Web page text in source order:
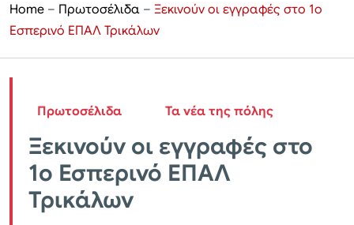
Home – Πρωτοσέλιδα – Ξεκινούν οι εγγραφές στο 1ο
Εσπερινό ΕΠΑΛ Τρικάλων
Πρωτοσέλιδα Τα νέα της πόλης
Ξεκινούν οι εγγραφές στο
1ο Εσπερινό ΕΠΑΛ
Τρικάλων